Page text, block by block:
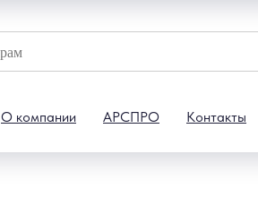
О компании АРСПРО Контакты